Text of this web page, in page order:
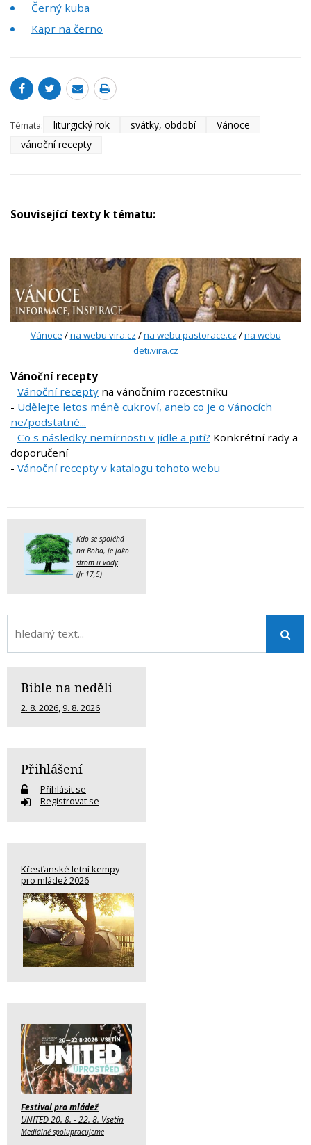
Černý kuba
Kapr na černo
Témata: liturgický rok svátky, období
Vánoce
vánoční recepty
Související texty k tématu:
Vánoce /na webu vira.cz /na webu pastorace.cz /na webu
deti.vira.cz
Vánoční recepty
- Vánoční recepty na vánočním rozcestníku
- Udělejte letos méně cukroví, aneb co je o Vánocích
ne/podstatné...
- Co s následky nemírnosti v jídle a pití? Konkrétní rady a
doporučení
- Vánoční recepty v katalogu tohoto webu
Kdo se spoléhá
na Boha, je jako
strom u vody
(Jr 17,5)
Bible na neděli
2. 8. 2026 9. 8. 2026
Přihlášení
Přihlásit se
Registrovat se
Křesťanské letní kempy
pro mládež 2026
Festival pro mládež
UNITED 20. 8. - 22. 8. Vsetín
Mediálně spolupracujeme